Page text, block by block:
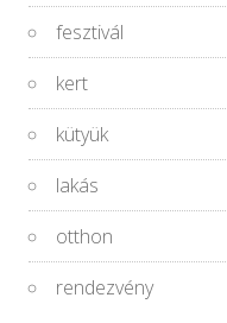
fesztivál
kert
kütyük
lakás
otthon
rendezvény